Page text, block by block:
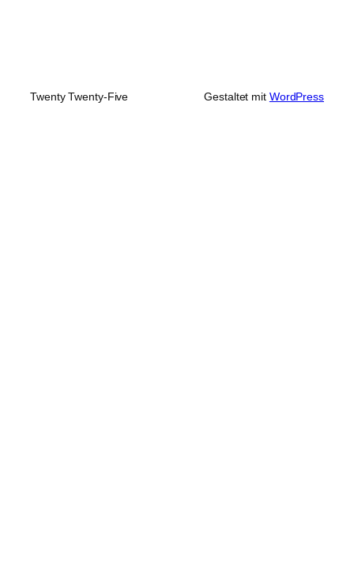
Twenty Twenty-Five Gestaltet mit WordPress